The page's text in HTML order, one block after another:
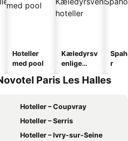
Hoteller
med pool
Kæledyrsv
enlige
r
Paris Les Halles
Hoteller – Coupvray
Hoteller – Serris
Hoteller – Ivry-sur-Seine